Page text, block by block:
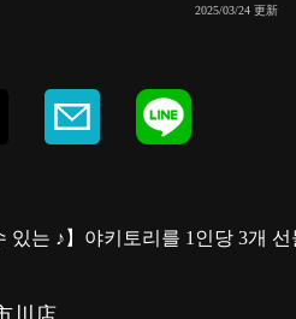
2025/03/24 更新
있는 ♪】야키토리를 1인당 3개